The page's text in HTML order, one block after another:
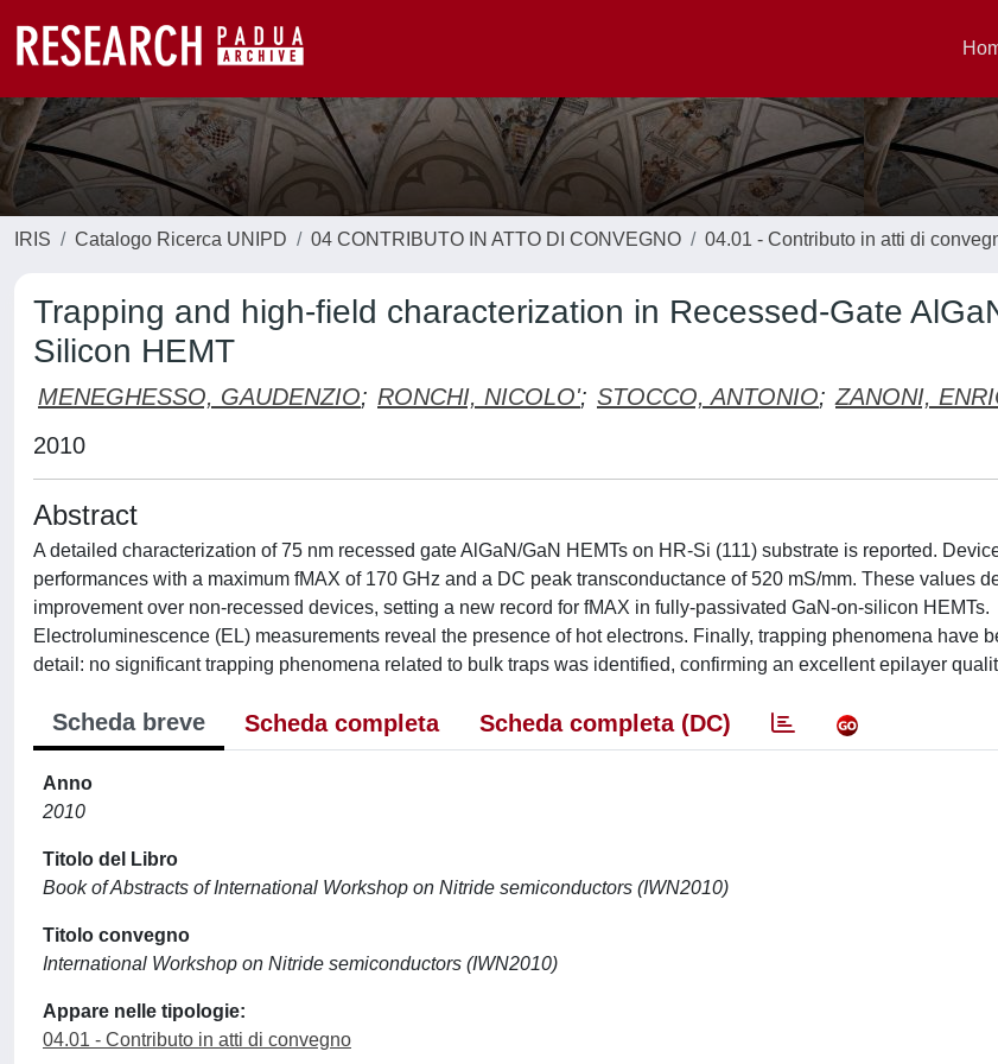
IRIS Catalogo Ricerca UNIPD 04 CONTRIBUTO IN ATTO DI CONVEGNO 04.01 - Contributo in atti di
Trapping and high-field characterization in Recessed-Gate
Silicon HEMT
MENEGHESSO, GAUDENZIO; RONCHI, NICOLO'; STOCCO, ANTONIO; ZANONI,
2010
Abstract
A detailed characterization of 75 nm recessed gate AlGaN/GaN HEMTs on HR-Si (111) substrate is reported.
performances with a maximum fMAX of 170 GHz and a DC peak transconductance of 520 mS/mm. These values
improvement over non-recessed devices, setting a new record for fMAX in fully-passivated GaN-on-silicon HEMTs.
Electroluminescence (EL) measurements reveal the presence of hot electrons. Finally, trapping phenomena have
detail: no significant trapping phenomena related to bulk traps was identified, confirming an excellent epilayer
Scheda breve Scheda completa Scheda completa (DC)
Anno
2010
Titolo del Libro
Book of Abstracts of International Workshop on Nitride semiconductors (IWN2010)
Titolo convegno
International Workshop on Nitride semiconductors (IWN2010)
Appare nelle tipologie:
04.01 - Contributo in atti di convegno